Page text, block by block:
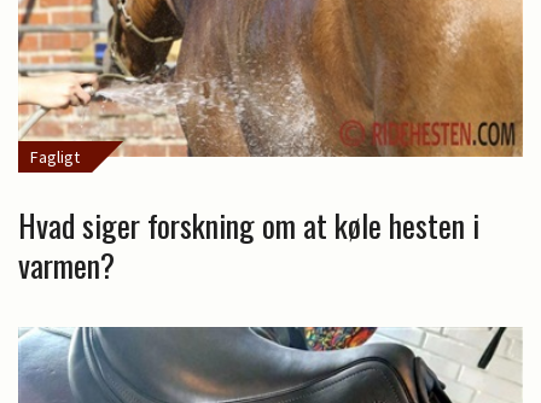
Fagligt
Hvad siger forskning om at køle hesten i
varmen?